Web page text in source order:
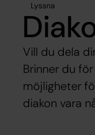
Lyssna
Vill du dela
Brinner du
möjligheter
diakon vara